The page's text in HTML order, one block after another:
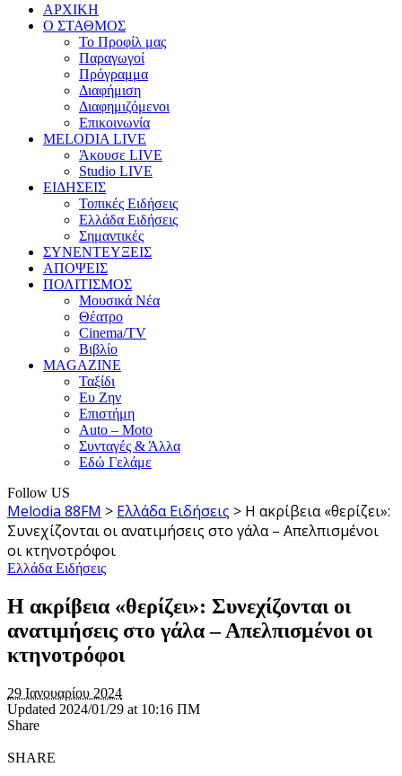
ΑΡΧΙΚΗ
Ο ΣΤΑΘΜΟΣ
Το Προφίλ μας
Παραγωγοί
Πρόγραμμα
Διαφήμιση
Διαφημιζόμενοι
Επικοινωνία
MELODIA LIVE
Άκουσε LIVE
Studio LIVE
ΕΙΔΗΣΕΙΣ
Τοπικές Ειδήσεις
Ελλάδα Ειδήσεις
Σημαντικές
ΣΥΝΕΝΤΕΥΞΕΙΣ
ΑΠΟΨΕΙΣ
ΠΟΛΙΤΙΣΜΟΣ
Μουσικά Νέα
Θέατρο
Cinema/TV
Βιβλίο
MAGAZINE
Ταξίδι
Ευ Ζην
Επιστήμη
Auto – Moto
Συνταγές & Άλλα
Εδώ Γελάμε
Follow US
Melodia 88FM > Ελλάδα Ειδήσεις > Η ακρίβεια «θερίζει»:
Συνεχίζονται οι ανατιμήσεις στο γάλα – Απελπισμένοι
οι κτηνοτρόφοι
Ελλάδα Ειδήσεις
Η ακρίβεια «θερίζει»: Συνεχίζονται οι
ανατιμήσεις στο γάλα – Απελπισμένοι οι
κτηνοτρόφοι
29 Ιανουαρίου 2024
Updated 2024/01/29 at 10:16 ΠΜ
Share
SHARE